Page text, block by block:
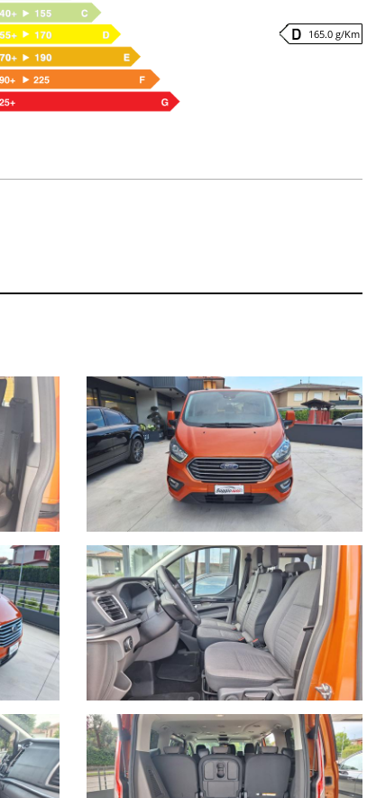
165.0 g/Km
ogni responsabilità per eventuali involontarie